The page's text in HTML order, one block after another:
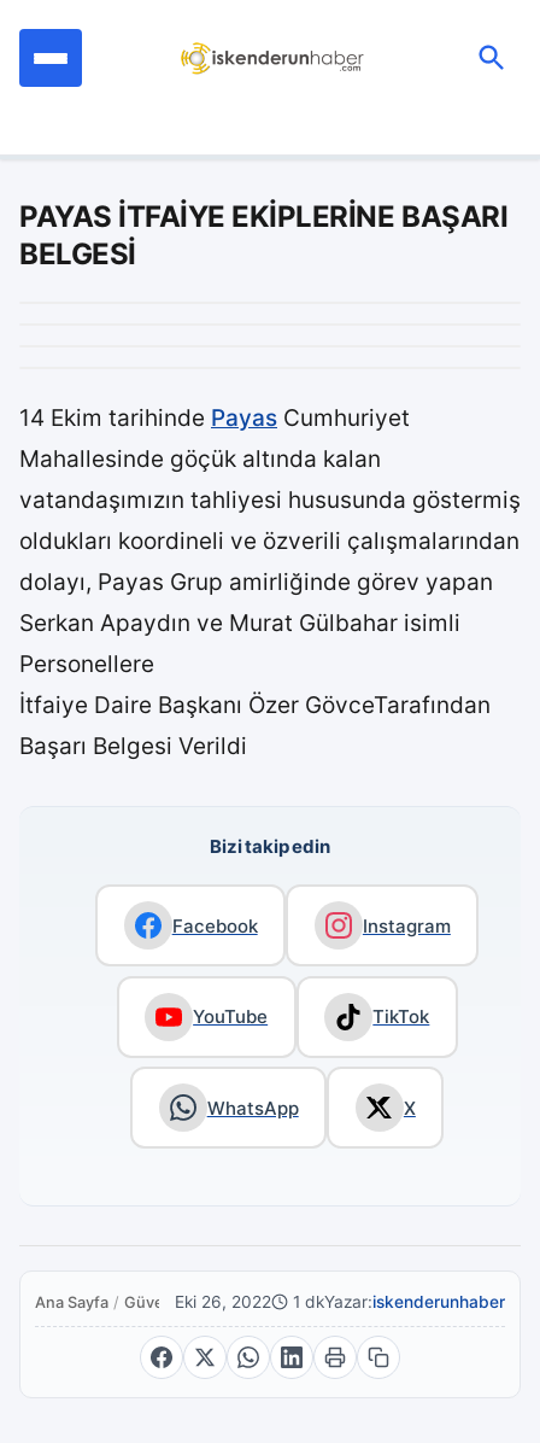
PAYAS İTFAİYE EKİPLERİNE BAŞARI
BELGESİ
14 Ekim tarihinde Payas Cumhuriyet
Mahallesinde göçük altında kalan
vatandaşımızın tahliyesi hususunda göstermiş
oldukları koordineli ve özverili çalışmalarından
dolayı, Payas Grup amirliğinde görev yapan
Serkan Apaydın ve Murat Gülbahar isimli
Personellere
İtfaiye Daire Başkanı Özer GövceTarafından
Başarı Belgesi Verildi
Bizi takip edin
Facebook Instagram
YouTube TikTok
WhatsApp X
Ana Sayfa / GüvenlikEki 26, 2022 1 dkYazar:iskenderunhaber